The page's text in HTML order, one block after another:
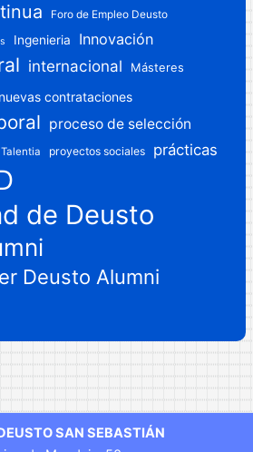
Foro de Empleo Deusto
Ingenieria Innovación
internacional Másteres
nuevas contrataciones
proceso de selección
proyectos sociales prácticas
de Deusto
Deusto Alumni
SAN SEBASTIÁN